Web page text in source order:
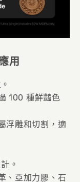
用
100 種鮮豔色
浮雕和切割，適
。
、亞加力膠、石